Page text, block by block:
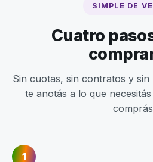
SIMPLE DE
Cuatro
Sin cuotas, sin contratos y sin
te anotás a lo que